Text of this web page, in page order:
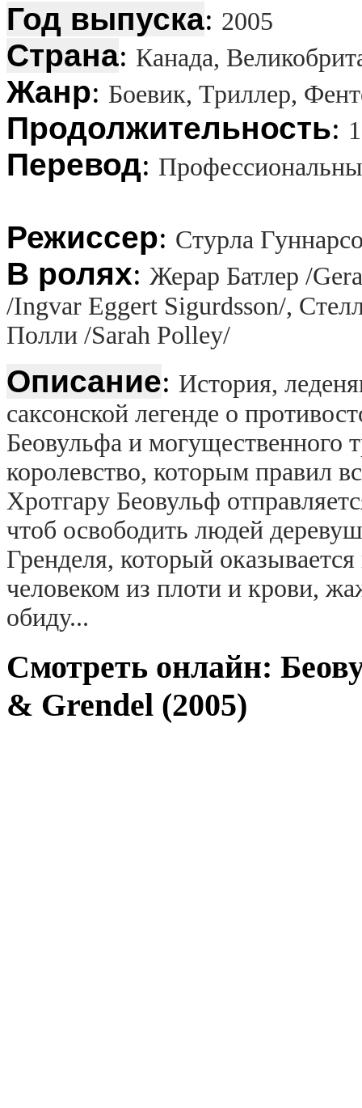
Год выпуска: 2005
Страна: Канада,
Жанр: Боевик, Триллер,
Продолжительность:
Перевод:
Режиссер: Стурла
В ролях: Жерар Батлер /
/Ingvar Eggert Sigurdsson/,
Полли /Sarah Polley/
Описание: История,
саксонской легенде о
Беовульфа и могущественного
королевство, которым правил
Хротгару Беовульф
чтоб освободить людей
Гренделя, который
человеком из плоти и крови,
обиду...
Смотреть онлайн:
& Grendel (2005)